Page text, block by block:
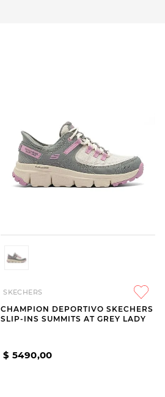
SKECHERS
CHAMPION DEPORTIVO SKECHERS
SLIP-INS SUMMITS AT GREY LADY
$ 5490,00